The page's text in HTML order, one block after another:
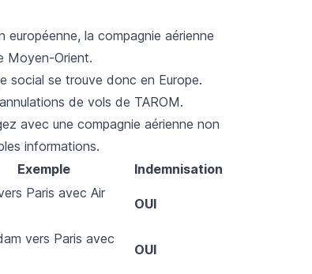
européenne, la compagnie aérienne
Moyen-Orient.
social se trouve donc en Europe.
de vols de TAROM.
avec une compagnie aérienne non
informations.
Exemple Indemnisation
Paris avec Air
OUI
vers Paris avec
OUI